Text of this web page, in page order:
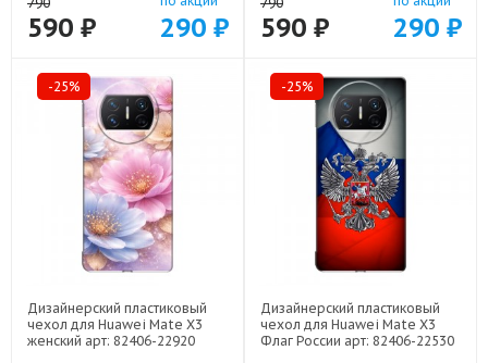
590 ₽ 290 ₽ 590 ₽ 290 ₽
-25%
Дизайнерский пластиковый
чехол для Huawei Mate X3
женский арт: 82406-22920
-25%
Дизайнерский пластиковый
чехол для Huawei Mate X3
Флаг России арт: 82406-22530